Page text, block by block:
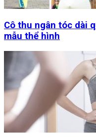
Cô thu ngân tóc dài
mẫu thể hình